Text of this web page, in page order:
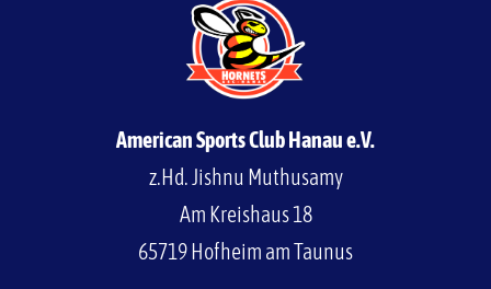
American Sports Club Hanau e.V.
z.Hd. Jishnu Muthusamy
Am Kreishaus 18
65719 Hofheim am Taunus